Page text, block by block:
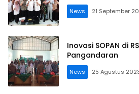
News 21 September
Inovasi SOPAN di
Pangandaran
News 25 Agustus